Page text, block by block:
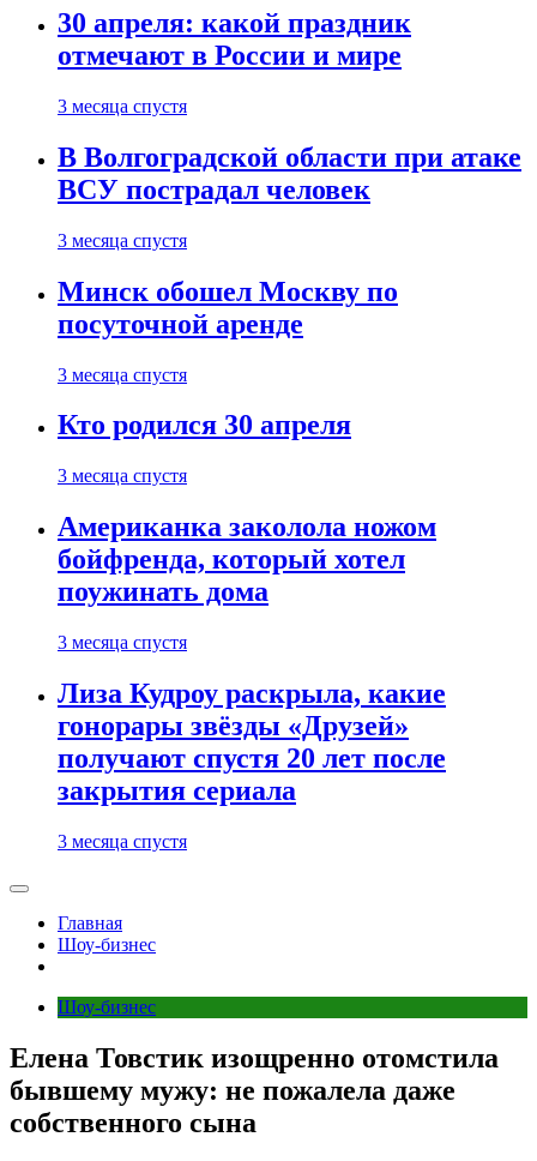
30 апреля: какой праздник
отмечают в России и мире
3 месяца спустя
В Волгоградской области при атаке
ВСУ пострадал человек
3 месяца спустя
Минск обошел Москву по
посуточной аренде
3 месяца спустя
Кто родился 30 апреля
3 месяца спустя
Американка заколола ножом
бойфренда, который хотел
поужинать дома
3 месяца спустя
Лиза Кудроу раскрыла, какие
гонорары звёзды «Друзей»
получают спустя 20 лет после
закрытия сериала
3 месяца спустя
Главная
Шоу-бизнес
Шоу-бизнес
Елена Товстик изощренно отомстила
бывшему мужу: не пожалела даже
собственного сына